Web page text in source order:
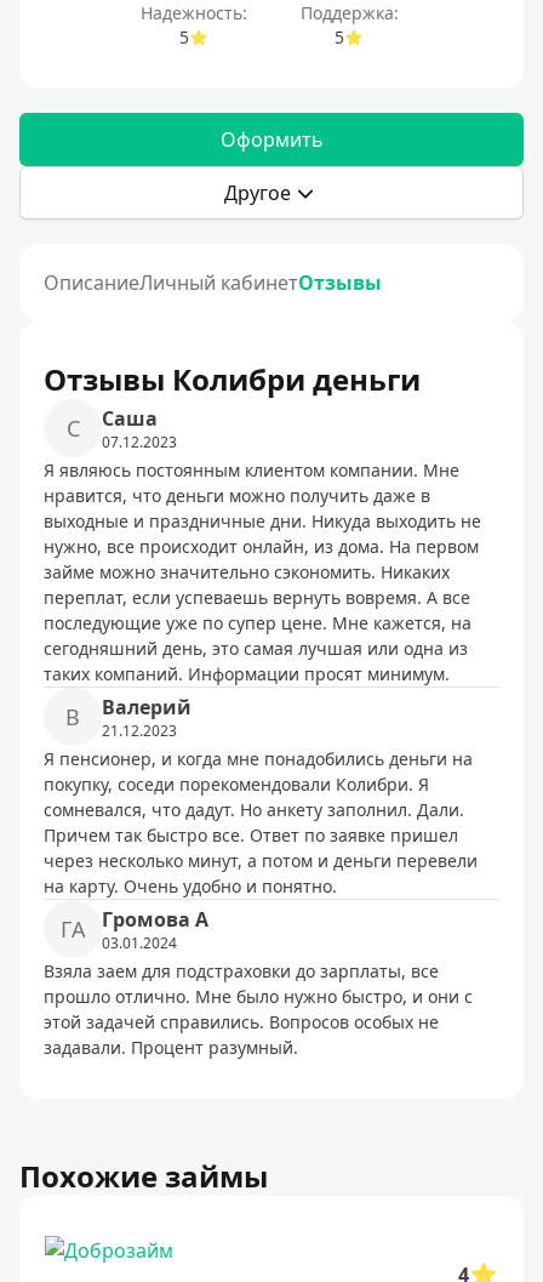
Надежность:
5
Поддержка:
5
Оформить
Другое
ОписаниеЛичный кабинетОтзывы
Отзывы Колибри деньги
C Caшa
07.12.2023
Я являюсь постоянным клиентом компании. Мне
нравится, что деньги можно получить даже в
выходные и праздничные дни. Никуда выходить не
нужно, все происходит онлайн, из дома. На первом
займе можно значительно сэкономить. Никаких
переплат, если успеваешь вернуть вовремя. А все
последующие уже по супер цене. Мне кажется, на
сегодняшний день, это самая лучшая или одна из
таких компаний. Информации просят минимум.
B Baлepий
21.12.2023
Я пенсионер, и когда мне понадобились деньги на
покупку, соседи порекомендовали Колибри. Я
сомневался, что дадут. Но анкету заполнил. Дали.
Причем так быстро все. Ответ по заявке пришел
через несколько минут, а потом и деньги перевели
на карту. Очень удобно и понятно.
ГA Гpoмoвa A
03.01.2024
Взяла заем для подстраховки до зарплаты, все
прошло отлично. Мне было нужно быстро, и они с
этой задачей справились. Вопросов особых не
задавали. Процент разумный.
Похожие займы
4